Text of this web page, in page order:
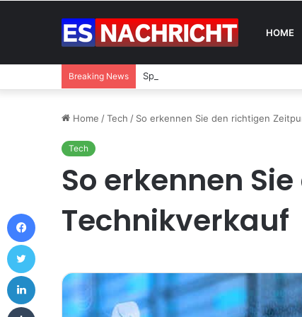
HOME
Breaking News Spanien sieht sich nach der
Home /Tech / So erkennen Sie den richtigen
Tech
So erkennen
Technikverkauf
Facebook
LinkedIn